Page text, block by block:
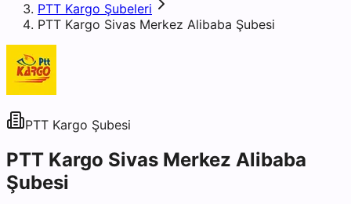
PTT Kargo Şubeleri
PTT Kargo Sivas Merkez Alibaba Şubesi
PTT Kargo Şubesi
PTT Kargo Sivas Merkez Alibaba
Şubesi